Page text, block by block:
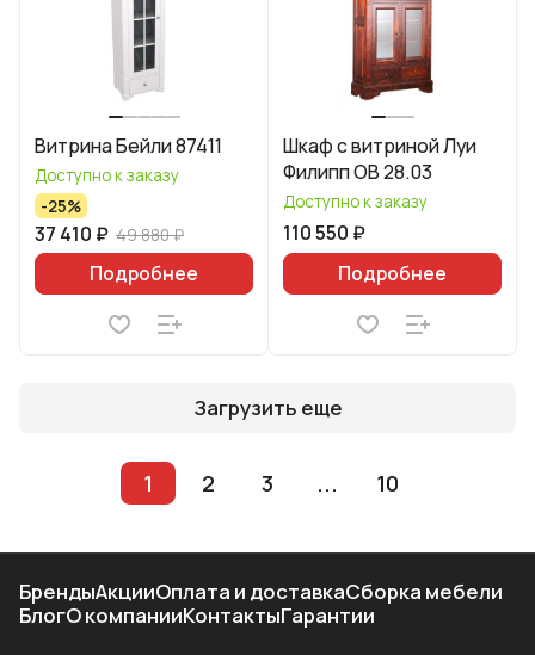
Витрина Бейли 87411
Доступно к заказу
-25%
37 410 ₽ 49 880 ₽
Подробнее
Шкаф с витриной Луи
Филипп ОВ 28.03
Доступно к заказу
110 550 ₽
Подробнее
Загрузить еще
1 2 3 ... 10
БрендыАкцииОплата и доставкаСборка мебели
БлогО компанииКонтактыГарантии